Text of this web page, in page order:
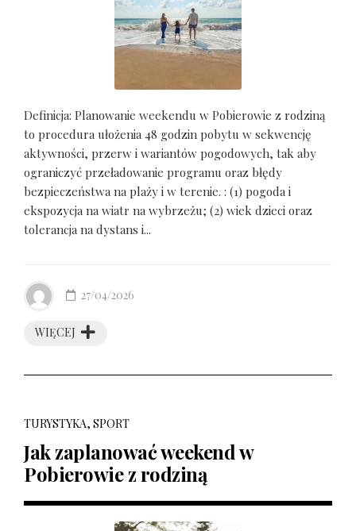
Definicja: Planowanie weekendu w Pobierowie z rodziną
to procedura ułożenia 48 godzin pobytu w sekwencję
aktywności, przerw i wariantów pogodowych, tak aby
ograniczyć przeładowanie programu oraz błędy
bezpieczeństwa na plaży i w terenie. : (1) pogoda i
ekspozycja na wiatr na wybrzeżu; (2) wiek dzieci oraz
tolerancja na dystans i...
WIĘCEJ
27/04/2026
TURYSTYKA, SPORT
Jak zaplanować weekend w
Pobierowie z rodziną